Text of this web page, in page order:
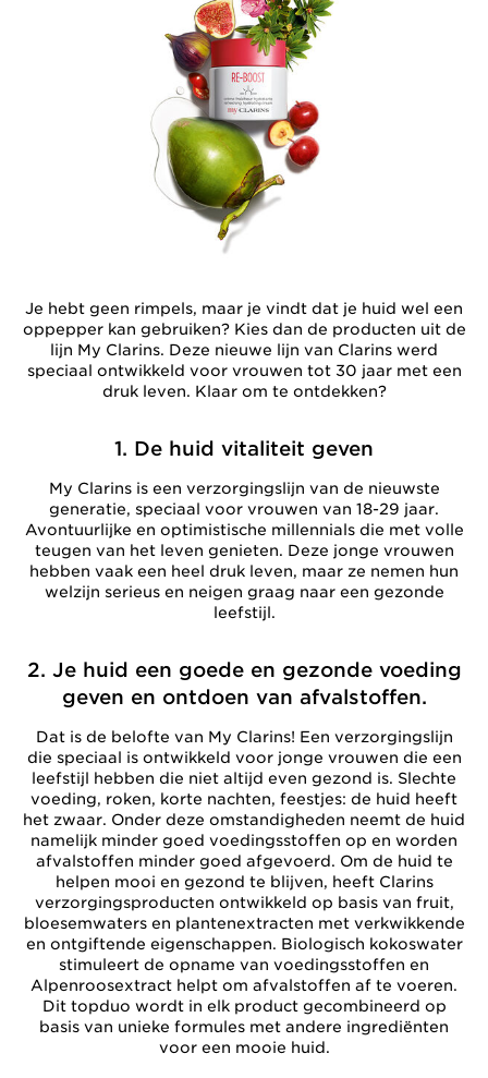
Je hebt geen rimpels, maar je vindt dat je huid wel een
oppepper kan gebruiken? Kies dan de producten uit de
lijn My Clarins. Deze nieuwe lijn van Clarins werd
speciaal ontwikkeld voor vrouwen tot 30 jaar met een
druk leven. Klaar om te ontdekken?
1. De huid vitaliteit geven
My Clarins is een verzorgingslijn van de nieuwste
generatie, speciaal voor vrouwen van 18-29 jaar.
Avontuurlijke en optimistische millennials die met volle
teugen van het leven genieten. Deze jonge vrouwen
hebben vaak een heel druk leven, maar ze nemen hun
welzijn serieus en neigen graag naar een gezonde
leefstijl.
2. Je huid een goede en gezonde voeding
geven en ontdoen van afvalstoffen.
Dat is de belofte van My Clarins! Een verzorgingslijn
die speciaal is ontwikkeld voor jonge vrouwen die een
leefstijl hebben die niet altijd even gezond is. Slechte
voeding, roken, korte nachten, feestjes: de huid heeft
het zwaar. Onder deze omstandigheden neemt de huid
namelijk minder goed voedingsstoffen op en worden
afvalstoffen minder goed afgevoerd. Om de huid te
helpen mooi en gezond te blijven, heeft Clarins
verzorgingsproducten ontwikkeld op basis van fruit,
bloesemwaters en plantenextracten met verkwikkende
en ontgiftende eigenschappen. Biologisch kokoswater
stimuleert de opname van voedingsstoffen en
Alpenroosextract helpt om afvalstoffen af te voeren.
Dit topduo wordt in elk product gecombineerd op
basis van unieke formules met andere ingrediënten
voor een mooie huid.